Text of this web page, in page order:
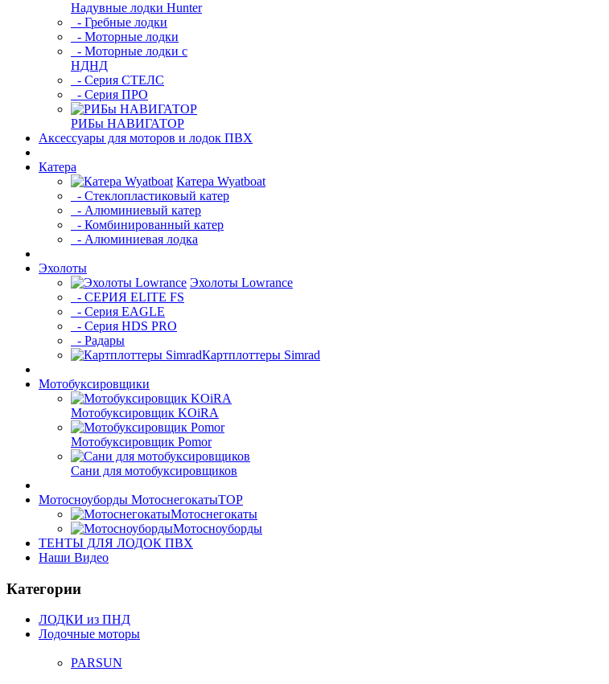
Надувные лодки Hunter
- Гребные лодки
- Моторные лодки
- Моторные лодки с
НДНД
- Серия СТЕЛС
- Серия ПРО
РИБы НАВИГАТОР
Аксессуары для моторов и лодок ПВХ
Катера
Катера Wyatboat
- Cтеклопластиковый катер
- Алюминиевый катер
- Комбинированный катер
- Алюминиевая лодка
Эхолоты
Эхолоты Lowrance
- СЕРИЯ ELITE FS
- Серия EAGLE
- Серия HDS PRO
- Радары
Картплоттеры Simrad
Мотобуксировщики
Мотобуксировщик KOiRA
Мотобуксировщик Pomor
Сани для мотобуксировщиков
Мотосноуборды МотоснегокатыTOP
Мотоснегокаты
Мотосноуборды
ТЕНТЫ ДЛЯ ЛОДОК ПВХ
Наши Видео
Категории
ЛОДКИ из ПНД
Лодочные моторы
PARSUN